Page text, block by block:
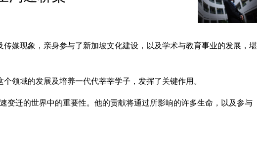
媒现象，亲身参与了新加坡文化建设，以及学术与教育事业的发展，堪
领域的发展及培养一代代莘莘学子，发挥了关键作用。
变迁的世界中的重要性。他的贡献将通过所影响的许多生命，以及参与